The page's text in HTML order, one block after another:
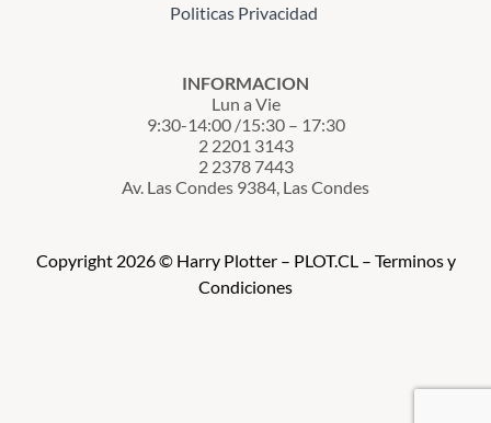
Politicas Privacidad
INFORMACION
Lun a Vie
9:30-14:00 /15:30 – 17:30
2 2201 3143
2 2378 7443
Av. Las Condes 9384, Las Condes
Copyright 2026 © Harry Plotter – PLOT.CL – Terminos y
Condiciones